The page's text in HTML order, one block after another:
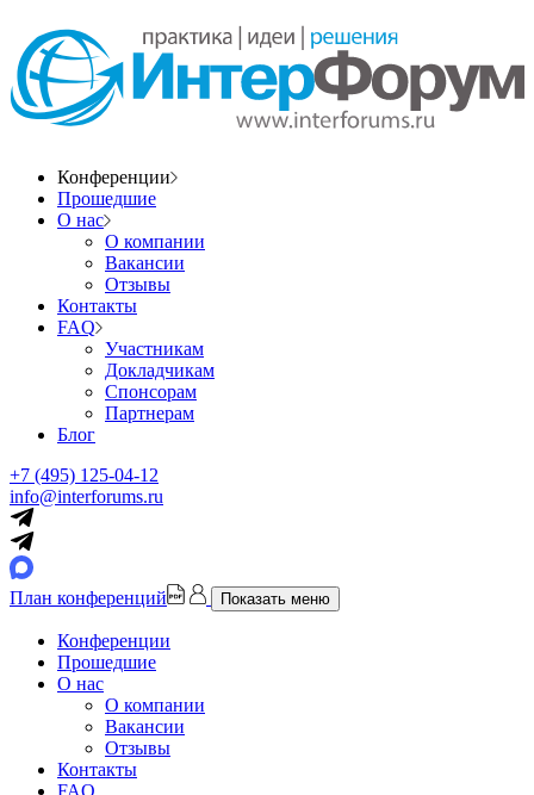
Конференции
Прошедшие
О нас
О компании
Вакансии
Отзывы
Контакты
FAQ
Участникам
Докладчикам
Спонсорам
Партнерам
Блог
+7 (495) 125-04-12
info@interforums.ru
План конференций Показать меню
Конференции
Прошедшие
О нас
О компании
Вакансии
Отзывы
Контакты
FAQ